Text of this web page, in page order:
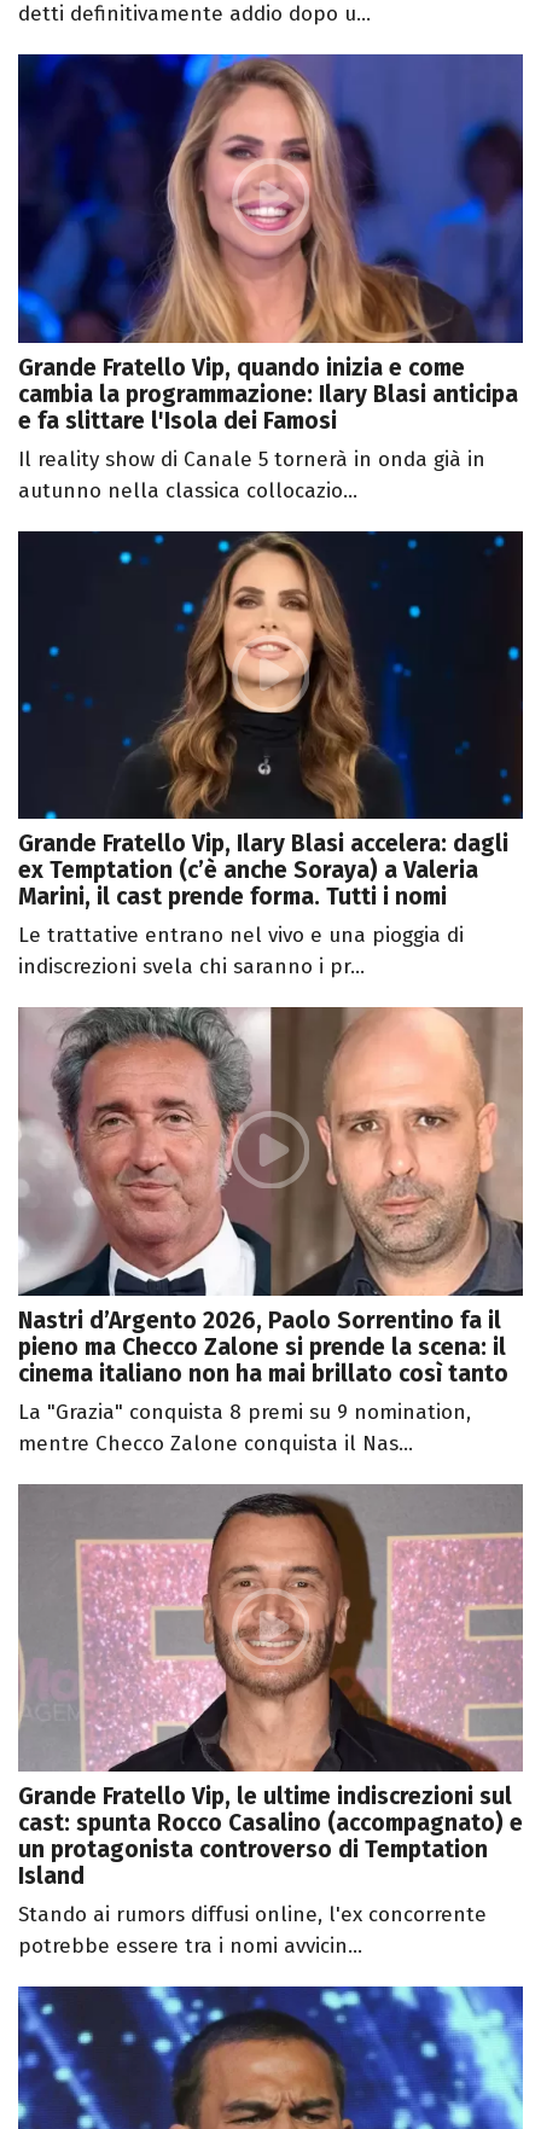
detti definitivamente addio dopo u...
Grande Fratello Vip, quando inizia e come
cambia la programmazione: Ilary Blasi anticipa
e fa slittare l'Isola dei Famosi
Il reality show di Canale 5 tornerà in onda già in
autunno nella classica collocazio...
Grande Fratello Vip, Ilary Blasi accelera: dagli
ex Temptation (c’è anche Soraya) a Valeria
Marini, il cast prende forma. Tutti i nomi
Le trattative entrano nel vivo e una pioggia di
indiscrezioni svela chi saranno i pr...
Nastri d’Argento 2026, Paolo Sorrentino fa il
pieno ma Checco Zalone si prende la scena: il
cinema italiano non ha mai brillato così tanto
La "Grazia" conquista 8 premi su 9 nomination,
mentre Checco Zalone conquista il Nas...
Grande Fratello Vip, le ultime indiscrezioni sul
cast: spunta Rocco Casalino (accompagnato) e
un protagonista controverso di Temptation
Island
Stando ai rumors diffusi online, l'ex concorrente
potrebbe essere tra i nomi avvicin...